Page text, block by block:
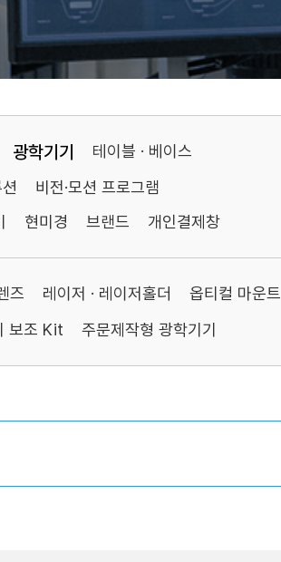
광학기기
테이블 · 베이스
비전·모션 프로그램
현미경 브랜드 개인결제창
즈 레이저 · 레이저홀더
옵티컬 마운트
보조 Kit 주문제작형 광학기기